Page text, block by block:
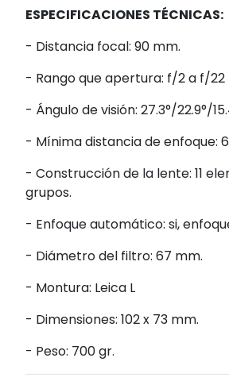
ESPECIFICACIONES TÉCNICAS:
- Distancia focal: 90 mm.
- Rango que apertura: f/2 a f/22
- Ángulo de visión: 27.3°/22.9°/
- Mínima distancia de enfoque:
- Construcción de la lente: 11
grupos.
- Enfoque automático: si,
- Diámetro del filtro: 67 mm.
- Montura: Leica L
- Dimensiones: 102 x 73 mm.
- Peso: 700 gr.